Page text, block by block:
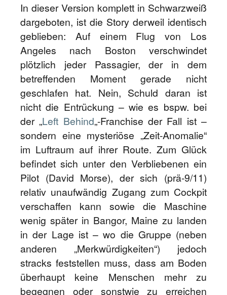
In dieser Version komplett in Schwarzweiß
dargeboten, ist die Story derweil identisch
geblieben: Auf einem Flug von Los
Angeles nach Boston verschwindet
plötzlich jeder Passagier, der in dem
betreffenden Moment gerade nicht
geschlafen hat. Nein, Schuld daran ist
nicht die Entrückung – wie es bspw. bei
der „Left Behind„-Franchise der Fall ist –
sondern eine mysteriöse „Zeit-Anomalie“
im Luftraum auf ihrer Route. Zum Glück
befindet sich unter den Verbliebenen ein
Pilot (David Morse), der sich (prä-9/11)
relativ unaufwändig Zugang zum Cockpit
verschaffen kann sowie die Maschine
wenig später in Bangor, Maine zu landen
in der Lage ist – wo die Gruppe (neben
anderen „Merkwürdigkeiten“) jedoch
stracks feststellen muss, dass am Boden
überhaupt keine Menschen mehr zu
begegnen oder sonstwie zu erreichen